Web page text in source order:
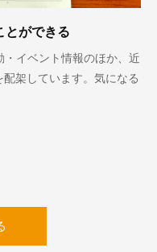
とができる
イベント情報のほか、近
架しています。気になる